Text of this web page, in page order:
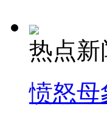
热点新
愤怒母